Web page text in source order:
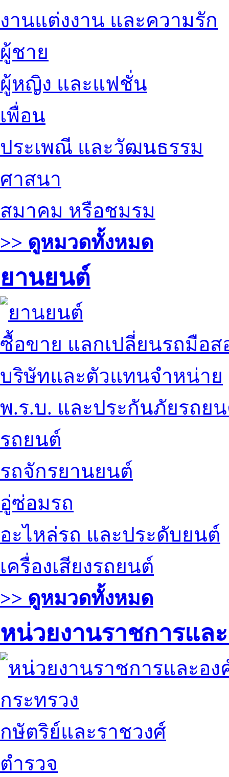
งานแต่งงาน และความรัก
ผู้ชาย
ผู้หญิง และแฟชั่น
เพื่อน
ประเพณี และวัฒนธรรม
ศาสนา
สมาคม หรือชมรม
>> ดูหมวดทั้งหมด
ยานยนต์
ซื้อขาย แลกเปลี่ยนรถมือส
บริษัทและตัวแทนจำหน่าย
พ.ร.บ. และประกันภัยรถย
รถยนต์
รถจักรยานยนต์
อู่ซ่อมรถ
อะไหล่รถ และประดับยนต์
เครื่องเสียงรถยนต์
>> ดูหมวดทั้งหมด
หน่วยงานราชการแล
กระทรวง
กษัตริย์และราชวงศ์
ตำรวจ